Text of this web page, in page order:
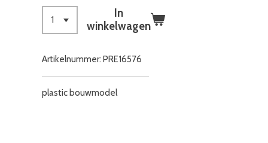
In
winkelwagen
Artikelnummer: PRE16576
plastic bouwmodel